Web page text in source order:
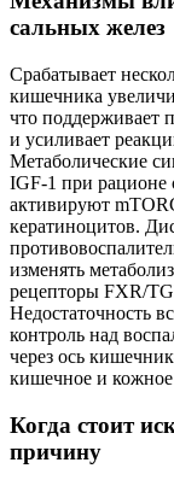
сальных желез
Срабатывает
кишечника
что поддерживает
и усиливает
Метаболические
IGF‑1 при рационе
активируют
кератиноцитов.
изменять
рецепторы FXR/
Недостаточность
контроль над
через ось
кишечное и кожное
Когда стоит
причину